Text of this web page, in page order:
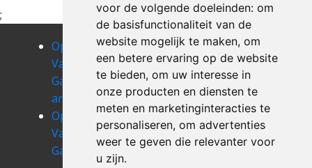
voor de volgende doeleinden: om
de basisfunctionaliteit van de
website mogelijk te maken, om
een betere ervaring op de website
te bieden, om uw interesse in
onze producten en diensten te
meten en marketinginteracties te
personaliseren, om advertenties
weer te geven die relevanter voor
u zijn.
;
Opruimen
Van Uw
Garage
anseroeul
Opruimen
Van Uw
Garage
antoing
Opruimen
Van Uw
Garage
anvaing
Opruimen
Van Uw
Garage arbre
Opruimen
Van Uw
Garage arc-
Opruimen
Van Uw
Garage arc-